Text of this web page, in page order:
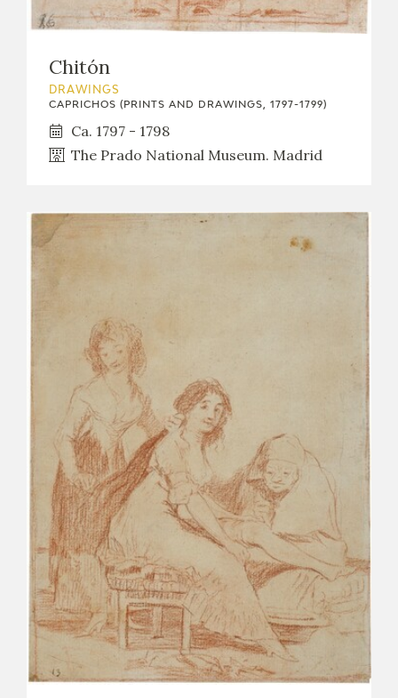
Chitón
DRAWINGS
CAPRICHOS (PRINTS AND DRAWINGS, 1797-1799)
Ca. 1797 - 1798
The Prado National Museum. Madrid